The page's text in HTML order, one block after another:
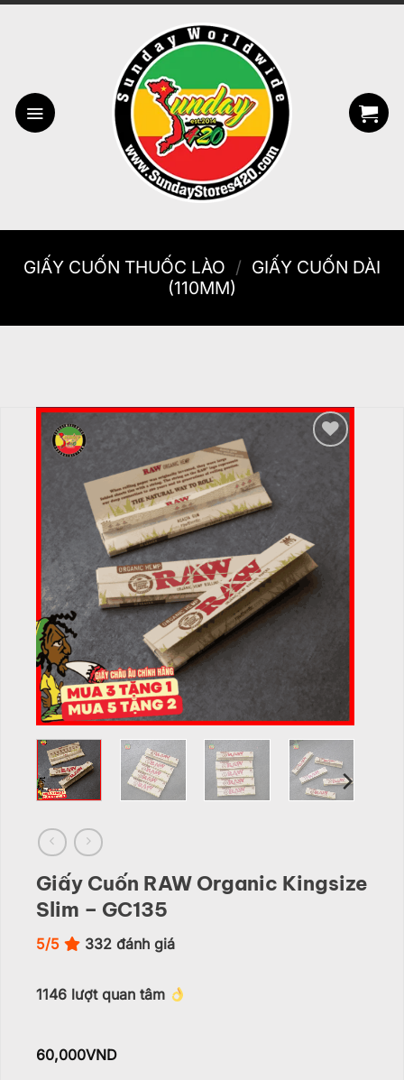
Bỏ
GIẤY CUỐN THUỐC LÀO / GIẤY CUỐN DÀI
(110MM)
Giấy Cuốn RAW Organic Kingsize
Slim – GC135
5/5 332 đánh giá
1146 lượt quan tâm
60,000VND